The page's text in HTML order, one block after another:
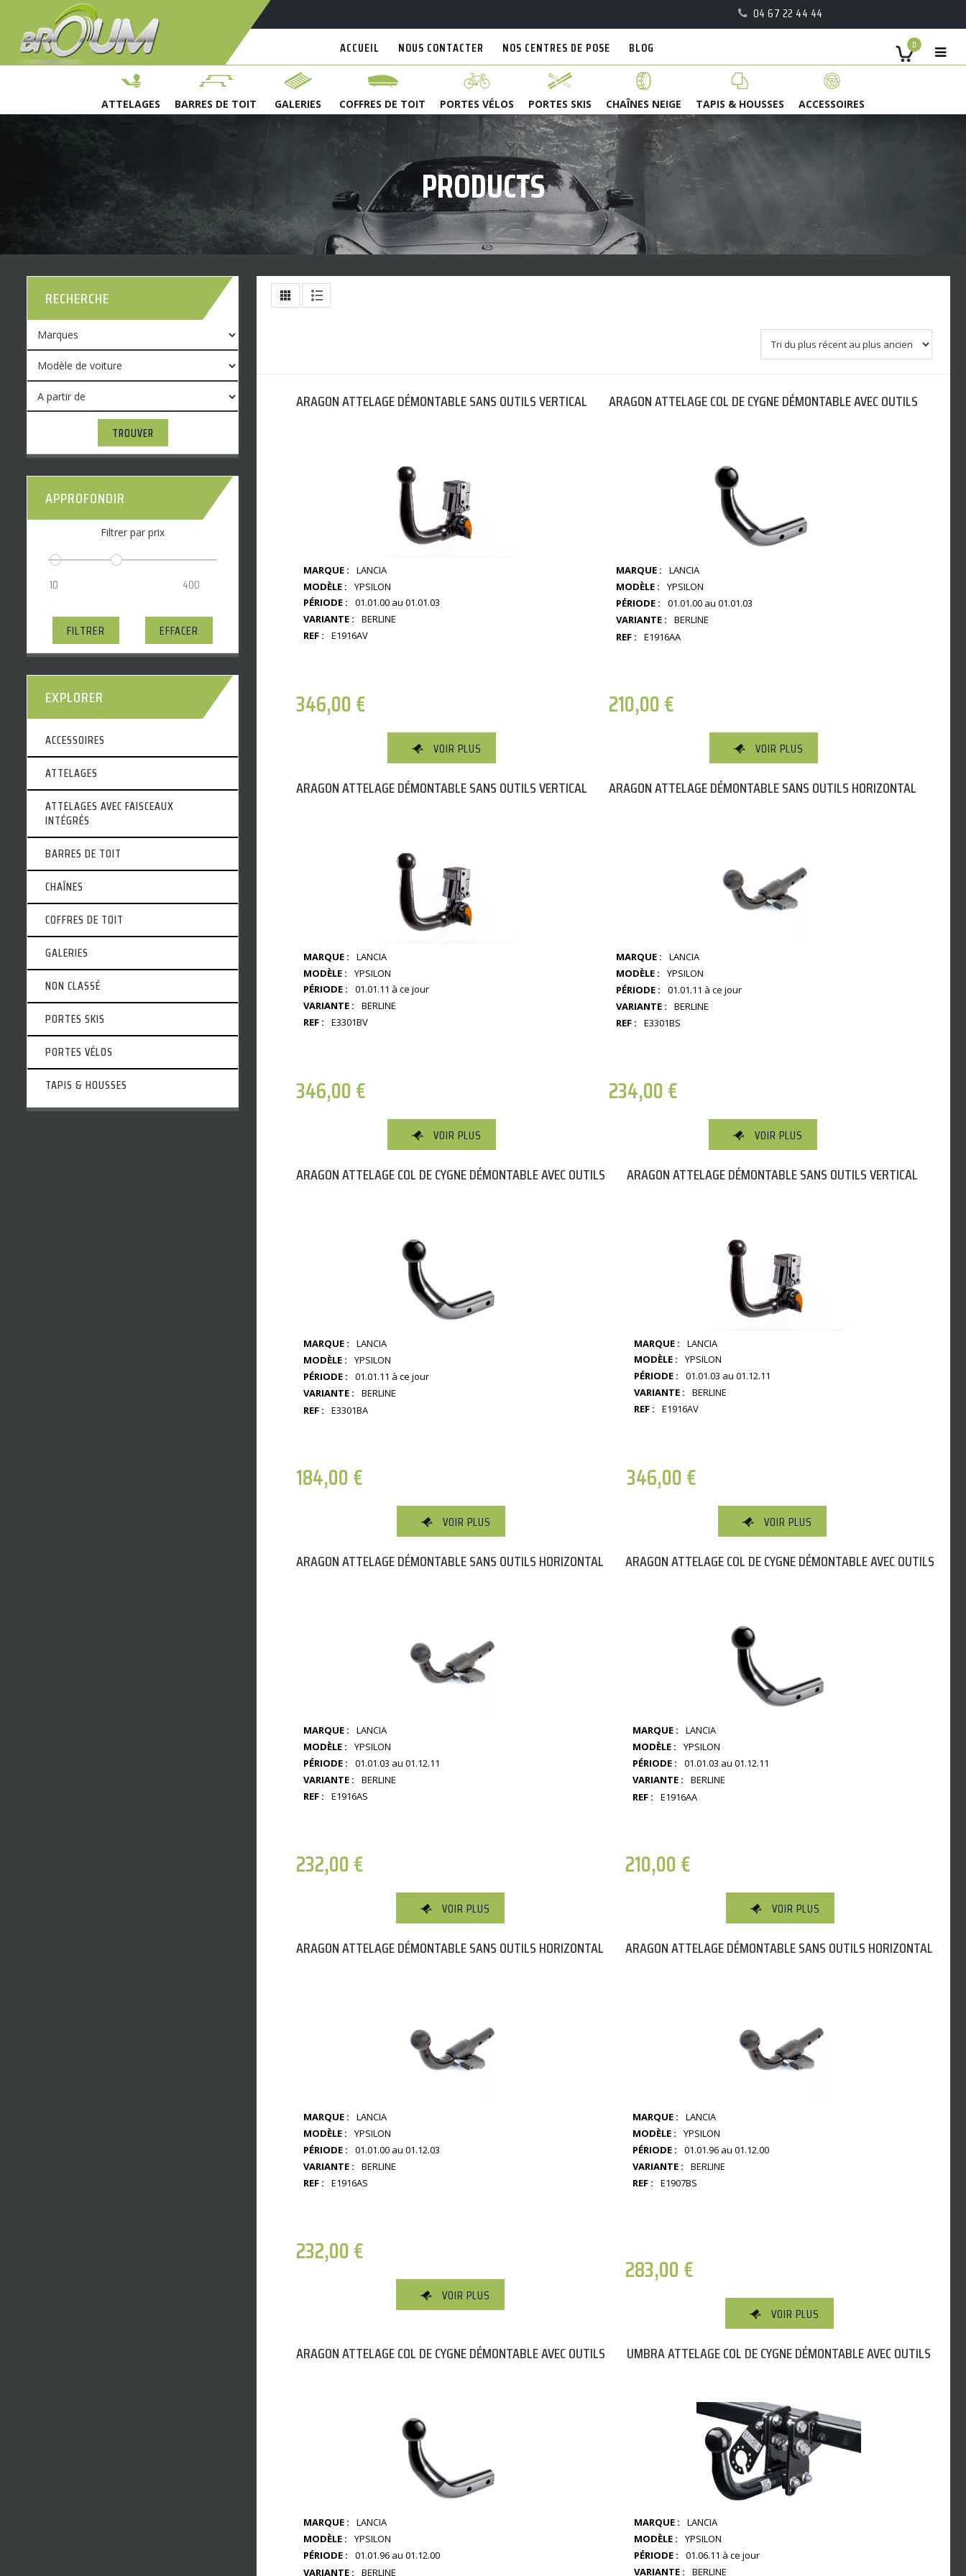
04 67 22 44 44
0
ACCUEIL NOUS CONTACTER NOS CENTRES DE POSE BLOG
ATTELAGES BARRES DE TOIT GALERIES COFFRES DE TOIT PORTES VÉLOS PORTES SKIS CHAÎNES NEIGE TAPIS & HOUSSES ACCESSOIRES
PRODUCTS
ARAGON ATTELAGE DÉMONTABLE SANS OUTILS VERTICAL
MARQUE :
LANCIA
MODÈLE :
YPSILON
PÉRIODE :
01.01.00 au 01.01.03
VARIANTE :
BERLINE
REF :
E1916AV
346,00€
VOIR PLUS
ARAGON ATTELAGE COL DE CYGNE DÉMONTABLE AVEC OUTILS
MARQUE :
LANCIA
MODÈLE :
YPSILON
PÉRIODE :
01.01.00 au 01.01.03
VARIANTE :
BERLINE
REF :
E1916AA
210,00€
VOIR PLUS
ARAGON ATTELAGE DÉMONTABLE SANS OUTILS VERTICAL
MARQUE :
LANCIA
MODÈLE :
YPSILON
PÉRIODE :
01.01.11 à ce jour
VARIANTE :
BERLINE
REF :
E3301BV
346,00€
VOIR PLUS
ARAGON ATTELAGE DÉMONTABLE SANS OUTILS HORIZONTAL
MARQUE :
LANCIA
MODÈLE :
YPSILON
PÉRIODE :
01.01.11 à ce jour
VARIANTE :
BERLINE
REF :
E3301BS
234,00€
VOIR PLUS
ARAGON ATTELAGE COL DE CYGNE DÉMONTABLE AVEC OUTILS
MARQUE :
LANCIA
MODÈLE :
YPSILON
PÉRIODE :
01.01.11 à ce jour
VARIANTE :
BERLINE
REF :
E3301BA
184,00€
VOIR PLUS
ARAGON ATTELAGE DÉMONTABLE SANS OUTILS VERTICAL
MARQUE :
LANCIA
MODÈLE :
YPSILON
PÉRIODE :
01.01.03 au 01.12.11
VARIANTE :
BERLINE
REF :
E1916AV
346,00€
VOIR PLUS
ARAGON ATTELAGE DÉMONTABLE SANS OUTILS HORIZONTAL
MARQUE :
LANCIA
MODÈLE :
YPSILON
PÉRIODE :
01.01.03 au 01.12.11
VARIANTE :
BERLINE
REF :
E1916AS
232,00€
VOIR PLUS
ARAGON ATTELAGE COL DE CYGNE DÉMONTABLE AVEC OUTILS
MARQUE :
LANCIA
MODÈLE :
YPSILON
PÉRIODE :
01.01.03 au 01.12.11
VARIANTE :
BERLINE
REF :
E1916AA
210,00€
VOIR PLUS
ARAGON ATTELAGE DÉMONTABLE SANS OUTILS HORIZONTAL
MARQUE :
LANCIA
MODÈLE :
YPSILON
PÉRIODE :
01.01.00 au 01.12.03
VARIANTE :
BERLINE
REF :
E1916AS
232,00€
VOIR PLUS
ARAGON ATTELAGE DÉMONTABLE SANS OUTILS HORIZONTAL
MARQUE :
LANCIA
MODÈLE :
YPSILON
PÉRIODE :
01.01.96 au 01.12.00
VARIANTE :
BERLINE
REF :
E1907BS
283,00€
VOIR PLUS
ARAGON ATTELAGE COL DE CYGNE DÉMONTABLE AVEC OUTILS
MARQUE :
LANCIA
MODÈLE :
YPSILON
PÉRIODE :
01.01.96 au 01.12.00
VARIANTE :
BERLINE
UMBRA ATTELAGE COL DE CYGNE DÉMONTABLE AVEC OUTILS
MARQUE :
LANCIA
MODÈLE :
YPSILON
PÉRIODE :
01.06.11 à ce jour
VARIANTE :
BERLINE
RECHERCHE
TROUVER
APPROFONDIR
Filtrer par prix
FILTRER EFFACER
EXPLORER
ACCESSOIRES
ATTELAGES
ATTELAGES AVEC FAISCEAUX
INTÉGRÉS
BARRES DE TOIT
CHAÎNES
COFFRES DE TOIT
GALERIES
NON CLASSÉ
PORTES SKIS
PORTES VÉLOS
TAPIS & HOUSSES